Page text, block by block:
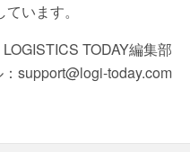
います。
LOGISTICS TODAY編集部
：support@logi-today.com